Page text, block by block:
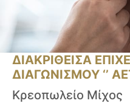
ΔΙΑΚΡΙΘΕΙΣΑ
ΔΙΑΓΩΝΙΣΜΟΥ ‘’
Κρεοπωλείο Μίχος